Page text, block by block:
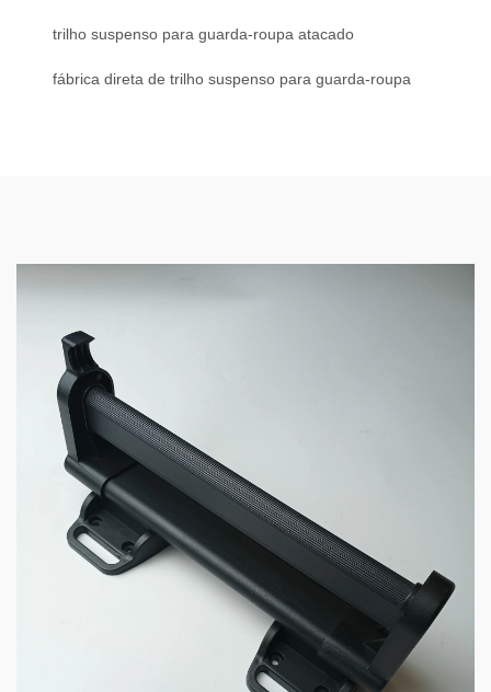
trilho suspenso para guarda-roupa atacado
fábrica direta de trilho suspenso para guarda-roupa